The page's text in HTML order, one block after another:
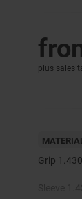
plus sales
Grip